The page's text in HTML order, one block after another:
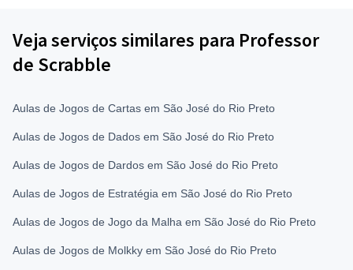
Veja serviços similares para Professor
de Scrabble
Aulas de Jogos de Cartas em São José do Rio Preto
Aulas de Jogos de Dados em São José do Rio Preto
Aulas de Jogos de Dardos em São José do Rio Preto
Aulas de Jogos de Estratégia em São José do Rio Preto
Aulas de Jogos de Jogo da Malha em São José do Rio Preto
Aulas de Jogos de Molkky em São José do Rio Preto